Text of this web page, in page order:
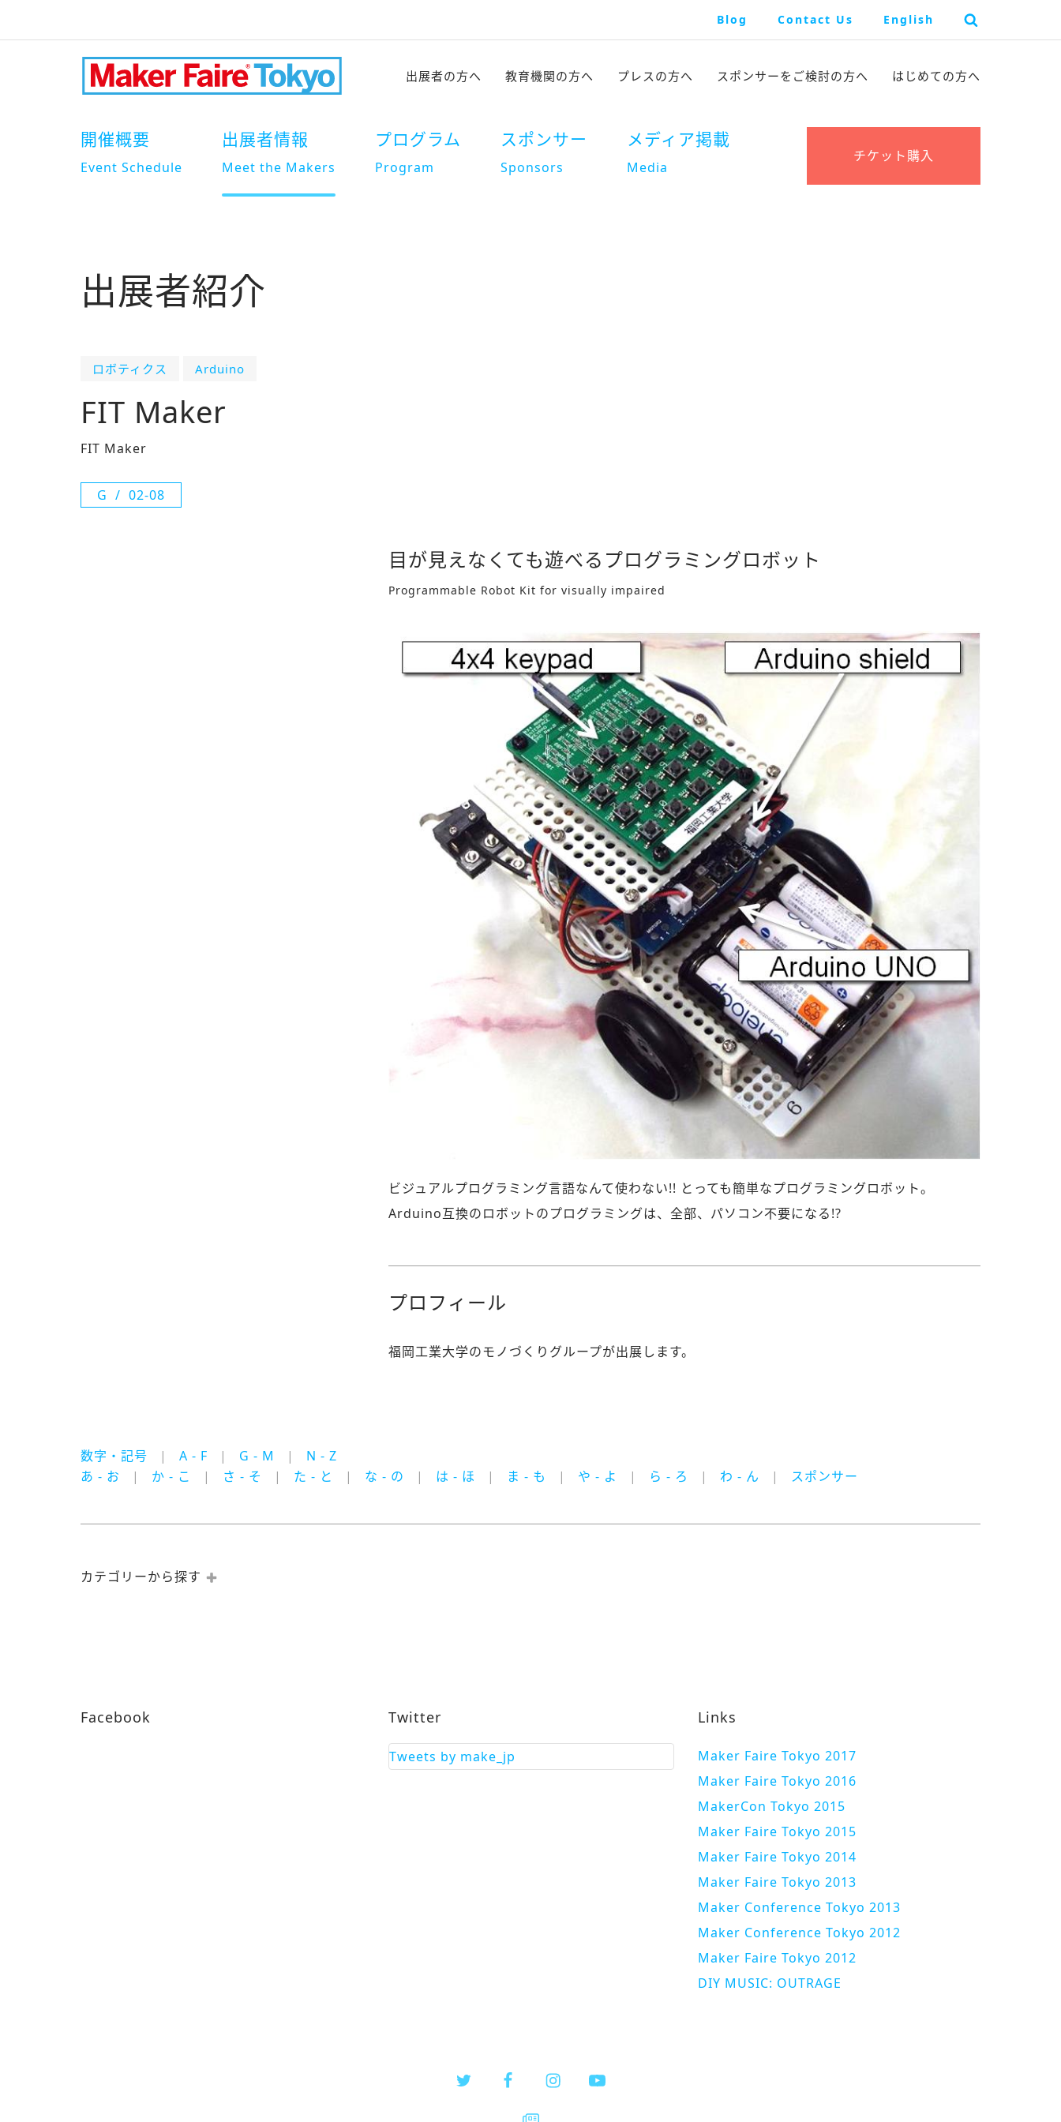
Blog Contact Us English
出展者の方へ 教育機関の方へ プレスの方へ スポンサーを ご検討の方へ はじめての方へ
開催概要
Event Schedule
出展者情報
Meet the Makers
プログラム
Program
スポンサー
Sponsors
メディア掲載
Media
チケット購入
出展者紹介
ロボティクス Arduino
FIT Maker
FIT Maker
G 02-08
目が見えなくても遊べるプログラミングロボット
Programmable Robot Kit for visually impaired
ビジュアルプログラミング言語なんて使わない!! とっても簡単なプログラミングロボット。
Arduino互換のロボットのプログラミングは、全部、パソコン不要になる!?
プロフィール
福岡工業大学のモノづくりグループが出展します。
数字・記号 A - F G - M
N - Z
あ - お
か - こ さ - そ た - と な - の は - ほ ま - も や - よ ら - ろ わ - ん スポンサー
カテゴリーから探す
Facebook Twitter
Tweets by make_jp
Links
Maker Faire Tokyo 2017
Maker Faire Tokyo 2016
MakerCon Tokyo 2015
Maker Faire Tokyo 2015
Maker Faire Tokyo 2014
Maker Faire Tokyo 2013
Maker Conference Tokyo 2013
Maker Conference Tokyo 2012
Maker Faire Tokyo 2012
DIY MUSIC: OUTRAGE